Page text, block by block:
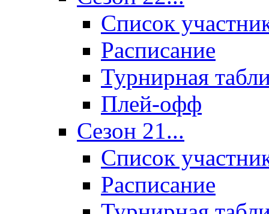
Список
Расписание
Турнирная
Плей-офф
Сезон 21...
Список
Расписание